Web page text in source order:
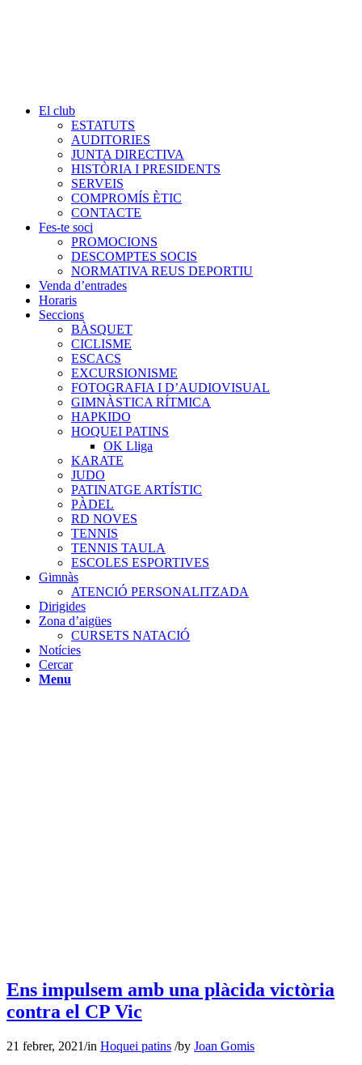
El club
ESTATUTS
AUDITORIES
JUNTA DIRECTIVA
HISTÒRIA I PRESIDENTS
SERVEIS
COMPROMÍS ÈTIC
CONTACTE
Fes-te soci
PROMOCIONS
DESCOMPTES SOCIS
NORMATIVA REUS DEPORTIU
Venda d’entrades
Horaris
Seccions
BÀSQUET
CICLISME
ESCACS
EXCURSIONISME
FOTOGRAFIA I D’AUDIOVISUAL
GIMNÀSTICA RÍTMICA
HAPKIDO
HOQUEI PATINS
OK Lliga
KARATE
JUDO
PATINATGE ARTÍSTIC
PÀDEL
RD NOVES
TENNIS
TENNIS TAULA
ESCOLES ESPORTIVES
Gimnàs
ATENCIÓ PERSONALITZADA
Dirigides
Zona d’aigües
CURSETS NATACIÓ
Notícies
Cercar
Menu
Ens impulsem amb una plàcida victòria
contra el CP Vic
21 febrer, 2021/in Hoquei patins /by Joan Gomis